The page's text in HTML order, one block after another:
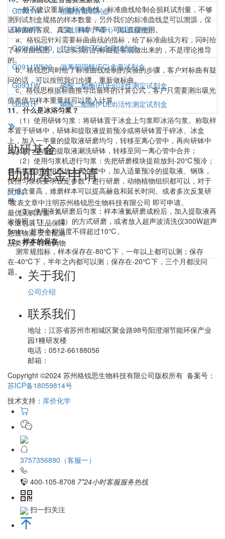
一般不建议重新做标准曲线，标准曲线绘制会损耗试剂量，不够
测到试剂盒规格的样本数量，另外我们的标准曲线是可以溯源，保
证标曲的客观、真实、科学严谨，可以直接使用。
a、格锐思针对需要标曲曲线的指标，给了标准曲线方程，同时给
了标准曲线图，以证实我们的标曲是客观做出来的，不是理论推导
的。
b、格锐思同时给了标准曲线绘制的实验的步骤，客户对标曲有疑
问的话，可以按照我们步骤，重新做标曲。
c、格锐思根据标曲推导出最终的计算公式，客户只需要测出吸光
值差值与样本重量就可以带入计算。
11、什么是冰浴匀浆？
（1）使用研钵匀浆：将研钵置于冰盒上匀浆即冰浴匀浆。称取样
本置于研钵中，研钵和提取液提前预冷或将研钵置于碎冰、冰盒
上，加入一半量的提取液研磨均匀，转移至离心管中，再向研钵中
加入另一半量的提取液涮洗研钵，转移至同一离心管中合并；
（2）使用匀浆机进行匀浆：先把研磨模块提前放到-20℃预冷；
然后将称好的组织放入离心管中，加入适量预冷的提取液、钢珠，
按照匀浆机要求设定参数，进行研磨，动物植物组织都可以，对于
纤维含量高，难磨样本可以提高赫兹和延长时间。或者多次反复研
磨
（3）使用液氮研磨后匀浆：样本液氮研磨成粉后，加入提取液再
次按照（1）、（2）的方式研磨，或者放入超声波清洗仪300W超声
5min，超声全程温度不得超过10℃。
12、样本的保存
测常规指标，样本保存在-80℃下，一年以上都可以测；保存
在-40℃下，半年之内都可以测；保存在-20℃下，三个月都没问
题。
G0921W
植酸含量试剂盒
G0930F
乙酰胆碱（ACH）测定试剂盒
G0910W500
甘油三酯(TG)含量试剂盒
G0911W500
游离胆固醇(FC)含量试剂盒
G0931W
磷酸二酯酶(PDEs)活性测定试剂盒
G0931F
磷酸二酯酶(PDEs)活性测定试剂盒
助研基金
助研基金申请
JOIN
*发表文章中注明苏州格锐思生物科技有限公司 即可申请。
最优采购方案
专业包装 正品保障
急速物流 安全配送
品类齐全 轻松购物
关于我们
公司介绍
联系我们
地址： 江苏省苏州市相城区聚金路98号阳澄湖节能环保产业
园1幢研发楼
电话： 0512-66188056
邮箱：
Copyright ©2024 苏州格锐思生物科技有限公司版权所有 备案号：
苏ICP备18059814号
技术支持： 库价化学
3757356890（客服一）
400-105-8708 7*24小时客服服务热线
扫一扫关注